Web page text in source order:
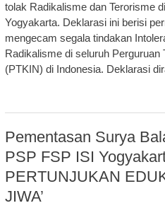
tolak Radikalisme dan Terorisme
Yogyakarta. Deklarasi ini berisi
mengecam segala tindakan
Radikalisme di seluruh
(PTKIN) di Indonesia. Deklarasi
Pementasan Surya
PSP FSP ISI
PERTUNJUKAN
JIWA’